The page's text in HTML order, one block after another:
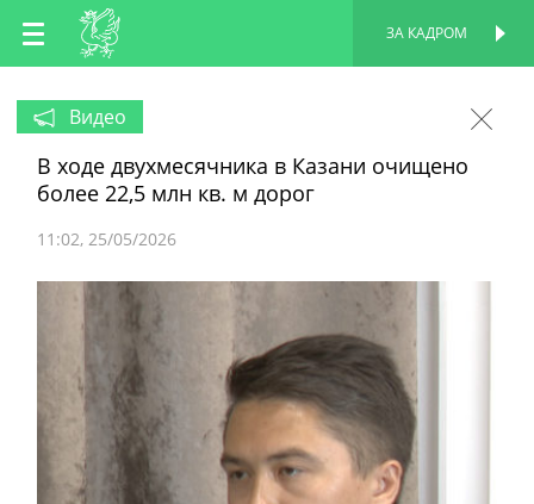
RU
EN
ЗА КАДРОМ
Видео
В ходе двухмесячника в Казани очищено
более 22,5 млн кв. м дорог
11:02 25/05/2026
ПЕРСОНАЛЬНАЯ